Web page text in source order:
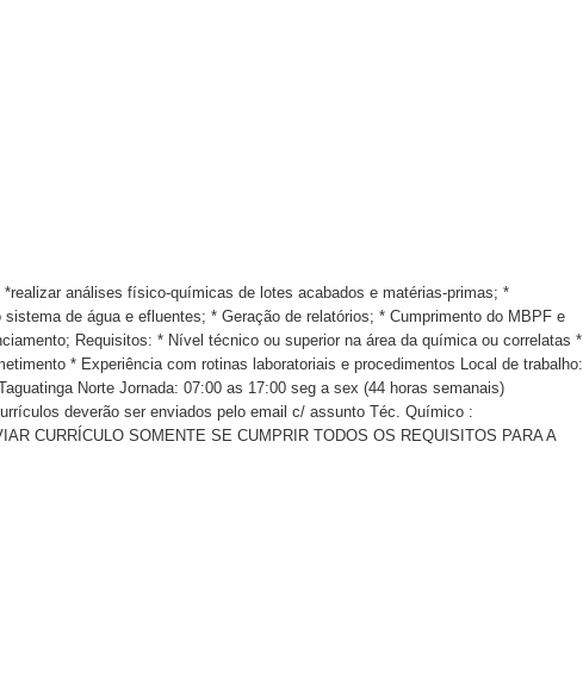
análises físico-químicas de lotes acabados e matérias-primas; *
de água e efluentes; * Geração de relatórios; * Cumprimento do MBPF e
Requisitos: * Nível técnico ou superior na área da química ou correlatas *
* Experiência com rotinas laboratoriais e procedimentos Local de trabalho:
Norte Jornada: 07:00 as 17:00 seg a sex (44 horas semanais)
deverão ser enviados pelo email c/ assunto Téc. Químico :
CURRÍCULO SOMENTE SE CUMPRIR TODOS OS REQUISITOS PARA A